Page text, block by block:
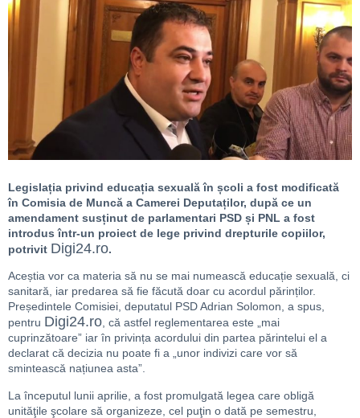
Legislația privind educația sexuală în școli a fost modificată
în Comisia de Muncă a Camerei Deputaților, după ce un
amendament susținut de parlamentari PSD și PNL a fost
introdus într-un proiect de lege privind drepturile copiilor,
potrivit Digi24.ro.
Aceștia vor ca materia să nu se mai numească educație sexuală, ci
sanitară, iar predarea să fie făcută doar cu acordul părinților.
Președintele Comisiei, deputatul PSD Adrian Solomon, a spus,
pentru Digi24.ro, că astfel reglementarea este „mai
cuprinzătoare” iar în privința acordului din partea părintelui el a
declarat că decizia nu poate fi a „unor indivizi care vor să
smintească națiunea asta”.
La începutul lunii aprilie, a fost promulgată legea care obligă
unităţile şcolare să organizeze, cel puţin o dată pe semestru,